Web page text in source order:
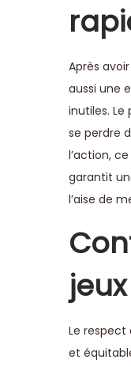
Après
aussi une
inutiles.
se perdre
l’action,
garantit
l’aise de
jeux
Le
et